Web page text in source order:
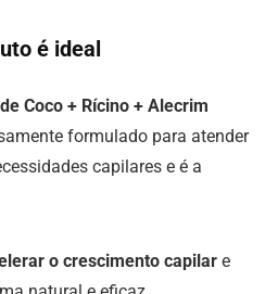
é ideal
Coco + Rícino + Alecrim
formulado para atender
capilares e é a
o crescimento capilar e